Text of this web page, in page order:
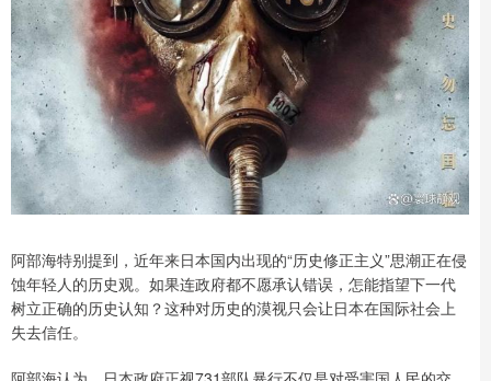
阿部海特别提到，近年来日本国内出现的“历史修正主义”思潮正在侵
蚀年轻人的历史观。如果连政府都不愿承认错误，怎能指望下一代
树立正确的历史认知？这种对历史的漠视只会让日本在国际社会上
失去信任。